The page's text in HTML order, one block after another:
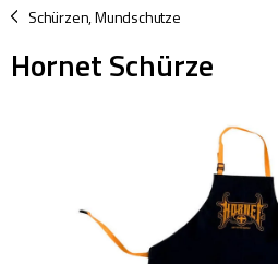
Schürzen, Mundschutze
/
Hornet Schürze